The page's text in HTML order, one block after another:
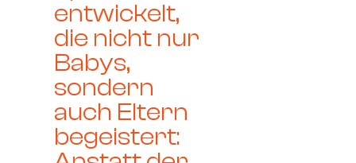
entwickelt,
die nicht nur
Babys,
sondern
auch Eltern
begeistert: